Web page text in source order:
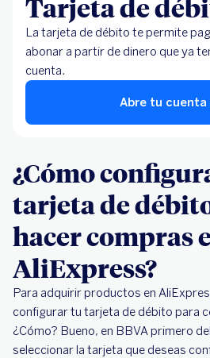
Tarjeta de
La tarjeta de débito te permite
abonar a partir de dinero que ya
cuenta.
Abre tu cuenta
¿Cómo
tarjeta de
hacer compras
AliExpress?
Para adquirir productos en
configurar tu tarjeta de débito para
¿Cómo? Bueno, en BBVA primero
seleccionar la tarjeta que deseas